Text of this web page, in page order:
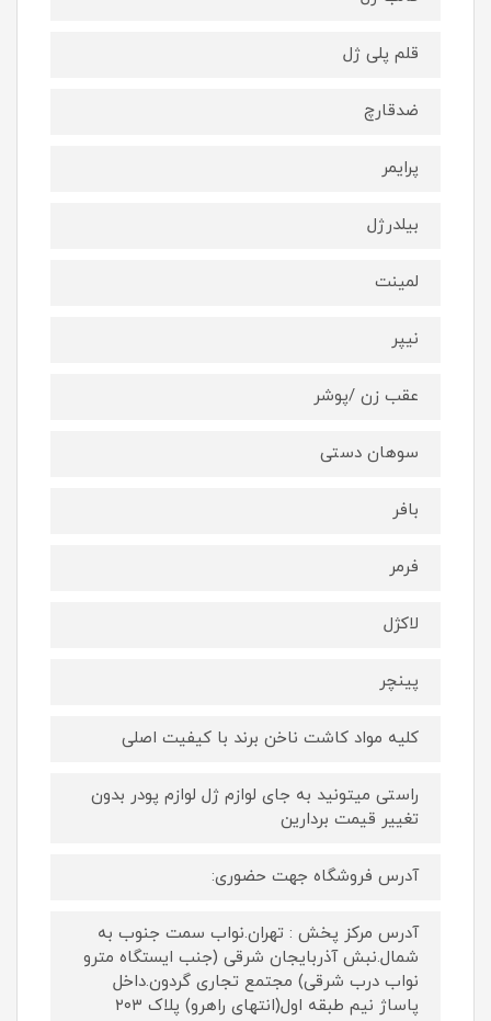
قلم پلی ژل
ضدقارچ
پرایمر
بیلدرژل
لمینت
نیپر
عقب زن /پوشر
سوهان دستی
بافر
فرمر
لاکژل
پینچر
کلیه مواد کاشت ناخن برند با کیفیت اصلی
راستی میتونید به جای لوازم ژل لوازم پودر بدون
تغییر قیمت بردارین
آدرس فروشگاه جهت حضوری:
آدرس مرکز پخش : تهران.نواب سمت جنوب به
شمال.نبش آذربایجان شرقی (جنب ایستگاه مترو
نواب درب شرقی) مجتمع تجاری گردون.داخل
پاساژ نیم طبقه اول(انتهای راهرو) پلاک ۲۰۳